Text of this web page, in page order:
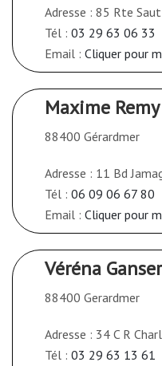
Adresse : 85 Rte
Tél : 03 29 63 06 33
Email : Cliquer pour
Maxime Remy
88400 Gérardmer
Adresse : 11 Bd
Tél : 06 09 06 67 80
Email : Cliquer pour
Véréna Ganser
88400 Gerardmer
Adresse : 34 C R
Tél : 03 29 63 13 61